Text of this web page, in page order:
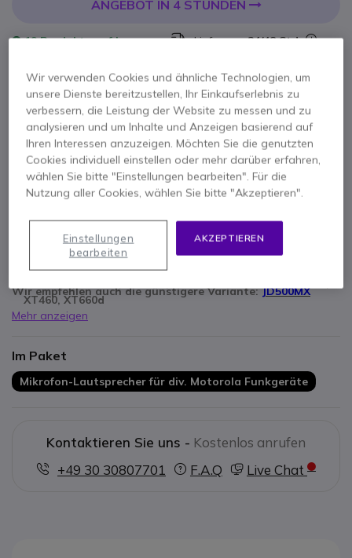
ANGEBOT IN 4 STUNDEN
19 Produkteauf Lager Lieferung:24/48 Std.
3 MonateHerstellergarantie
Hauptmerkmale
Integrierter Lautsprecher
Befestigung an der Schulter
2 Pin Motorola Anschluss
Kompatibel mitMotorola Funkgeräten:
XT460, XT660d
Wir empfehlen auch die günstigere Variante:JD500MX
Mehr anzeigen
Im Paket
Mikrofon-Lautsprecher für div. Motorola Funkgeräte
Kontaktieren Sie uns - Kostenlos anrufen
+49 30 30807701
F.A.Q Live Chat
Wir verwenden Cookies und ähnliche Technologien, um
unsere Dienste bereitzustellen, Ihr Einkaufserlebnis zu
verbessern, die Leistung der Website zu messen und zu
analysieren und um Inhalte und Anzeigen basierend auf
Ihren Interessen anzuzeigen. Möchten Sie die genutzten
Cookies individuell einstellen oder mehr darüber erfahren,
wählen Sie bitte "Einstellungen bearbeiten". Für die
Nutzung aller Cookies, wählen Sie bitte "Akzeptieren".
AKZEPTIEREN
Einstellungen
bearbeiten